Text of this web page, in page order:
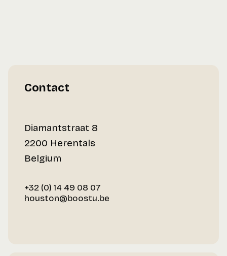
Contact
Diamantstraat 8
2200 Herentals
Belgium
+32 (0) 14 49 08 07
houston@boostu.be